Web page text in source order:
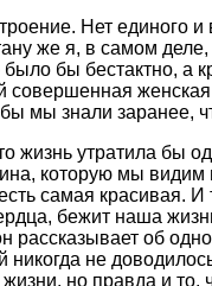
Нет единого и
же я, в самом деле,
бы бестактно, а
совершенная
мы знали заранее,
жизнь утратила бы
которую мы видим
самая красивая. И
бежит наша
об
никогда не
но правда и то,